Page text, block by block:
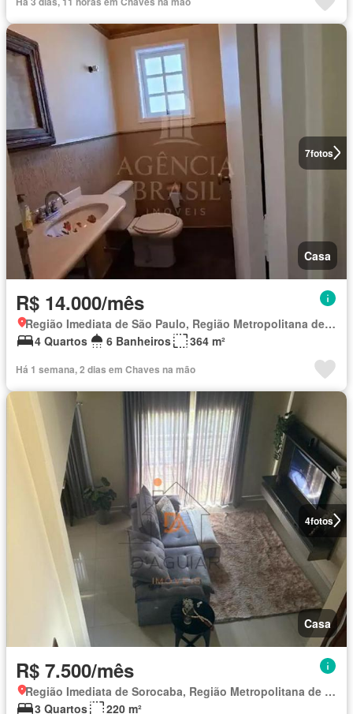
7fotos
Casa
R$ 14.000/mês
Região Imediata de São Paulo, Região Metropolitana de São Paulo
4 Quartos
6 Banheiros 364 m²
Há 1 semana, 2 dias em Chaves na mão
4fotos
Casa
R$ 7.500/mês
Região Imediata de Sorocaba, Região Metropolitana de Sorocaba
3 Quartos
220 m²